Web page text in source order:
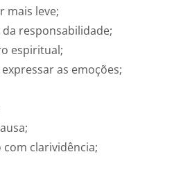
mais leve;
responsabilidade;
espiritual;
as emoções;
com clarividência;